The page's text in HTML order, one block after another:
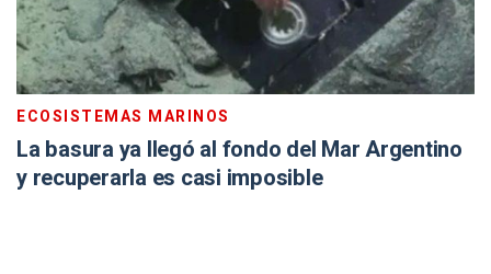
ECOSISTEMAS MARINOS
La basura ya llegó al fondo del Mar Argentino
y recuperarla es casi imposible